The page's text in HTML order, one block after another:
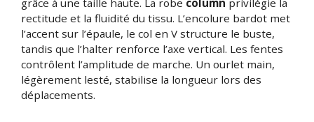
grâce à une taille haute. La robe column privilégie la
rectitude et la fluidité du tissu. L’encolure bardot met
l’accent sur l’épaule, le col en V structure le buste,
tandis que l’halter renforce l’axe vertical. Les fentes
contrôlent l’amplitude de marche. Un ourlet main,
légèrement lesté, stabilise la longueur lors des
déplacements.